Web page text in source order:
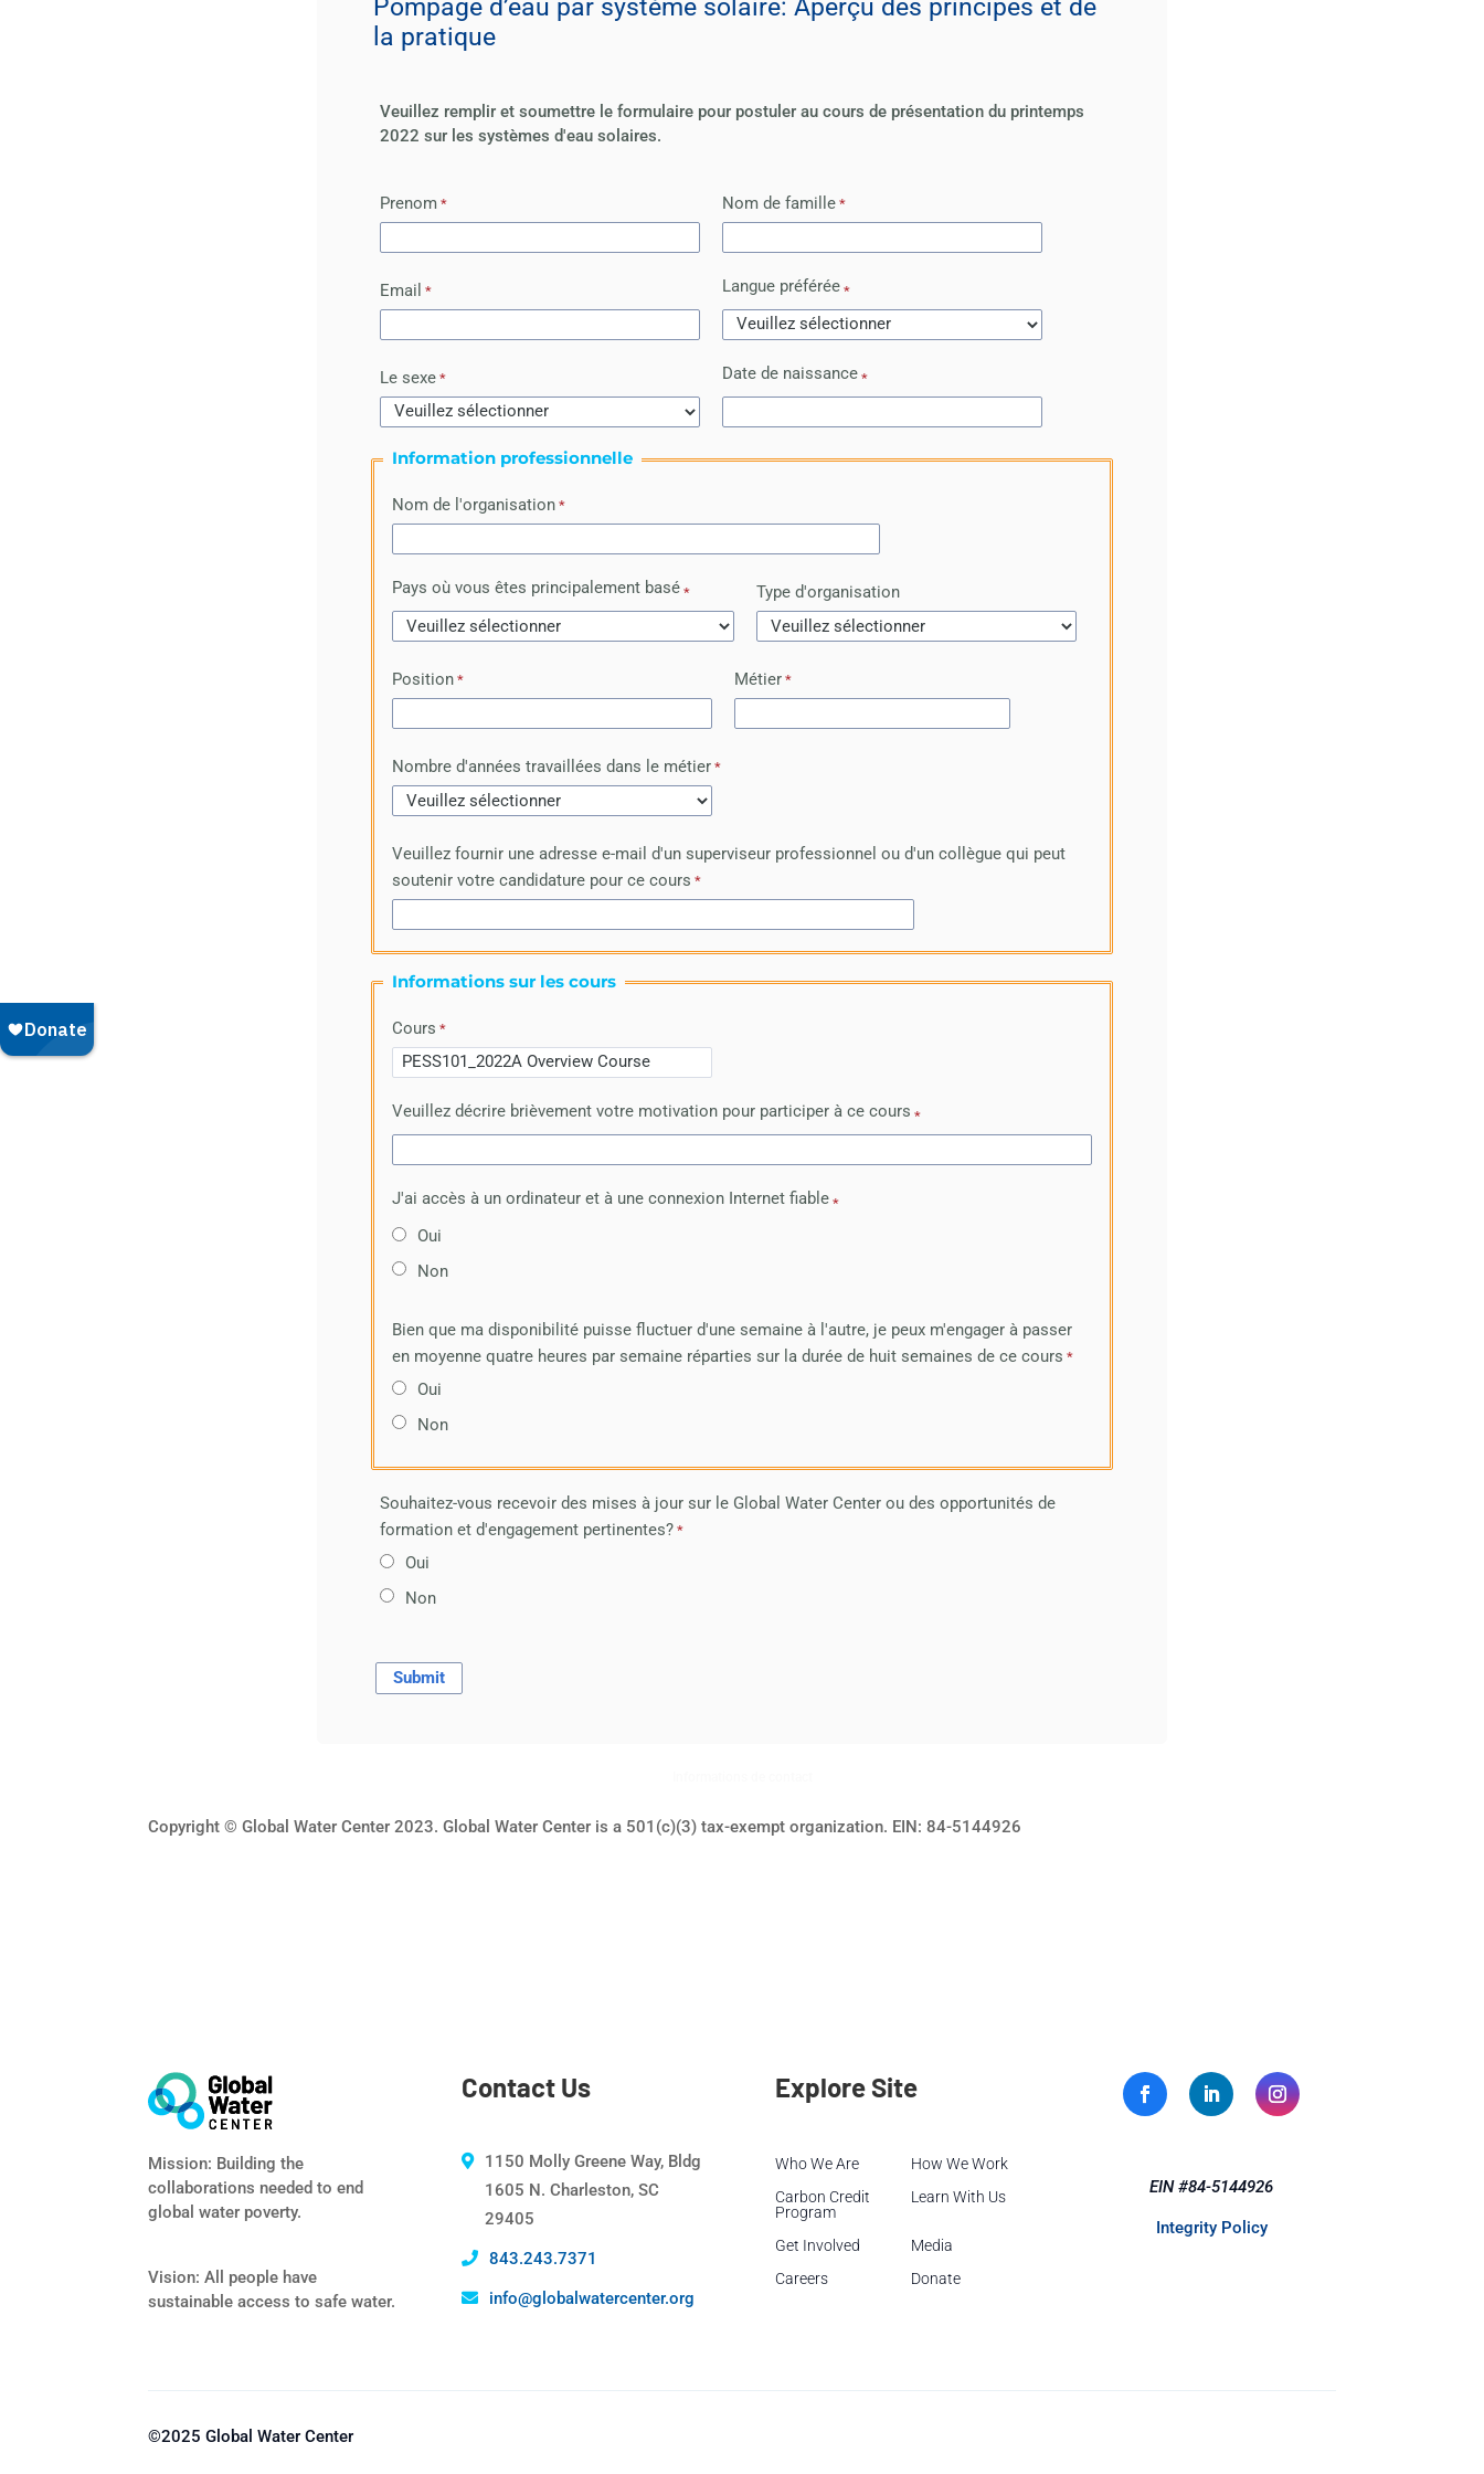
Pompage d’eau par système solaire: Aperçu des principes et de
la pratique
Veuillez remplir et soumettre le formulaire pour postuler au cours de présentation du printemps
2022 sur les systèmes d'eau solaires.
Prenom Nom de famille
Email Langue préférée
Le sexe Date de naissance
Information professionnelle
Nom de l'organisation
Pays où vous êtes principalement basé Type d'organisation
Position Métier
Nombre d'années travaillées dans le métier
Veuillez fournir une adresse e-mail d'un superviseur professionnel ou d'un collègue qui peut
soutenir votre candidature pour ce cours
Informations sur les cours
Cours
Veuillez décrire brièvement votre motivation pour participer à ce cours
J'ai accès à un ordinateur et à une connexion Internet fiable
Oui
Non
Bien que ma disponibilité puisse fluctuer d'une semaine à l'autre, je peux m'engager à passer
en moyenne quatre heures par semaine réparties sur la durée de huit semaines de ce cours
Oui
Non
Souhaitez-vous recevoir des mises à jour sur le Global Water Center ou des opportunités de
formation et d'engagement pertinentes?
Oui
Non
Copyright © Global Water Center 2023. Global Water Center is a 501(c)(3) tax-exempt organization. EIN: 84-5144926
Mission: Building the
collaborations needed to end
global water poverty.
Vision: All people have
sustainable access to safe water.
Contact Us
1150 Molly Greene Way, Bldg
1605 N. Charleston, SC
29405
843.243.7371
info@globalwatercenter.org
Explore Site
Who We Are
How We Work
Carbon Credit
Program
Learn With Us
Get Involved
Media
Careers
Donate
EIN #84-5144926
Integrity Policy
©2025 Global Water Center